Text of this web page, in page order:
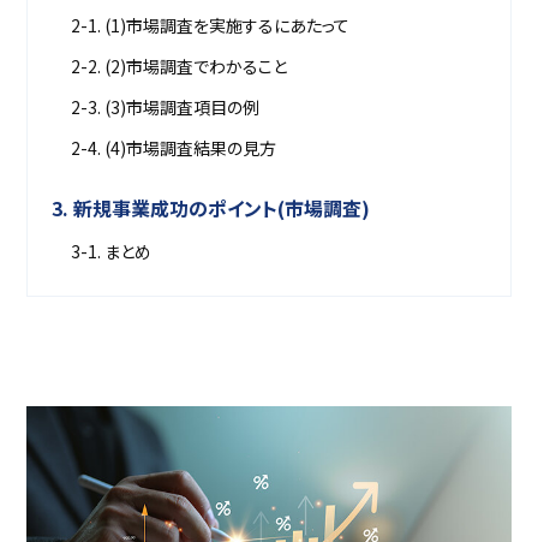
2-1. (1)市場調査を実施するにあたって
2-2. (2)市場調査でわかること
2-3. (3)市場調査項目の例
2-4. (4)市場調査結果の見方
3. 新規事業成功のポイント(市場調査)
3-1. まとめ